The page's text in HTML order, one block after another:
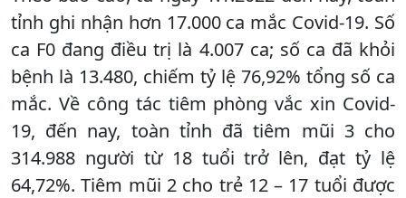
tỉnh ghi nhận hơn 17.000 ca mắc Covid-19. Số
ca F0 đang điều trị là 4.007 ca; số ca đã khỏi
bệnh là 13.480, chiếm tỷ lệ 76,92% tổng số ca
mắc. Về công tác tiêm phòng vắc xin Covid-
19, đến nay, toàn tỉnh đã tiêm mũi 3 cho
314.988 người từ 18 tuổi trở lên, đạt tỷ lệ
64,72%. Tiêm mũi 2 cho trẻ 12 – 17 tuổi được